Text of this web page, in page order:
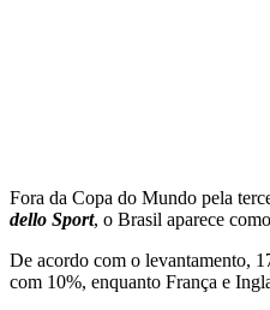
Fora da Copa do Mundo pela
dello Sport, o Brasil aparece
De acordo com o levantamento,
com 10%, enquanto França e